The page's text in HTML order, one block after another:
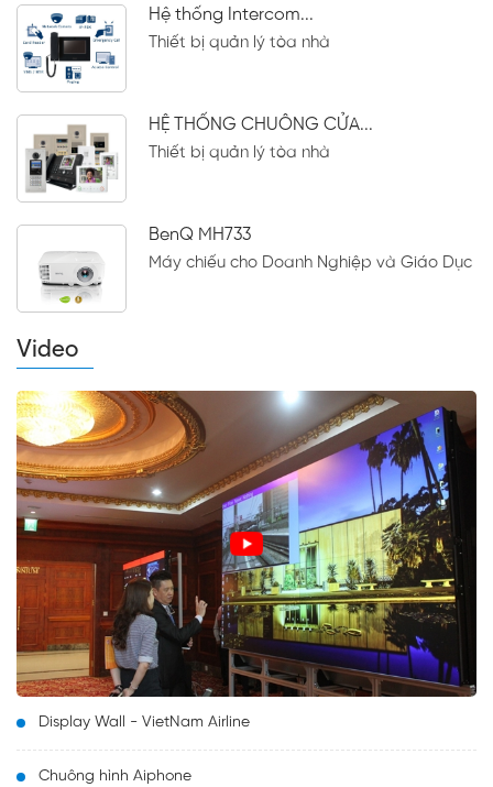
Hệ thống Intercom...
Thiết bị quản lý tòa nhà
HỆ THỐNG CHUÔNG CỬA...
Thiết bị quản lý tòa nhà
BenQ MH733
Máy chiếu cho Doanh Nghiệp và Giáo Dục
Video
Display Wall - VietNam Airline
Chuông hình Aiphone